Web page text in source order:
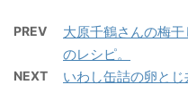
PREV
大原千鶴さんの梅
のレシピ。
NEXT いわし缶詰の卵と